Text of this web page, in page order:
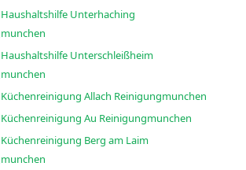
Unterhaching
Unterschleißheim
Erfahrene Küchenreinigung Allach Reinigungmunchen
Erfahrene Küchenreinigung Au Reinigungmunchen
Berg am Laim